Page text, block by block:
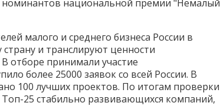
национальной премии "Немалый
малого и среднего бизнеса России в
и транслируют ценности
отборе принимали участие
более 25000 заявок со всей России. В
100 лучших проектов. По итогам проверки
25 стабильно развивающихся компаний,